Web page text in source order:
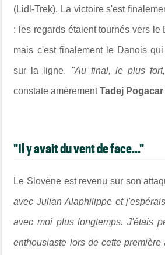
(Lidl-Trek). La victoire s'est
: les regards étaient tournés vers le
mais c'est finalement le Danois
sur la ligne. "Au final, le plus
constate amèrementTadej Pogacar
"Il y avait du vent de face..."
Le Slovène est revenu sur son
avec Julian Alaphilippe et
avec moi plus longtemps. J'étais
enthousiaste lors de cette première